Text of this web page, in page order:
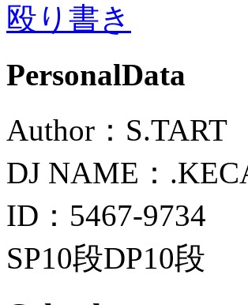
殴り書き
PersonalData
Author：S.TART
DJ NAME：
ID：5467-9734
SP10段DP10段